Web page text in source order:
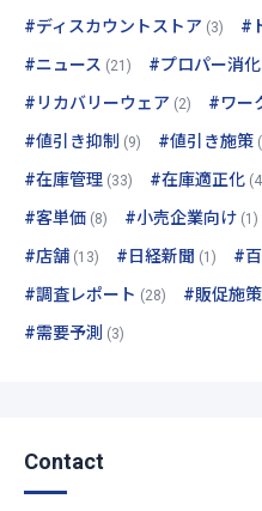
#ディスカウントストア (3) #
#ニュース (21) #プロパー消化
#リカバリーウェア (2) #ワー
#値引き抑制 (9) #値引き施策
#在庫管理 (33) #在庫適正化
#客単価 (8) #小売企業向け (1)
#店舗 (13) #日経新聞 (1) #
#調査レポート (28) #販促施策
#需要予測 (3)
Contact